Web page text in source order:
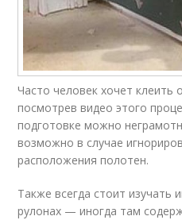
Часто человек хочет клеить
посмотреввидео этого
подготовке можно
возможно в случае
расположения полотен.
Также всегда стоит изучать
рулонах — иногда там